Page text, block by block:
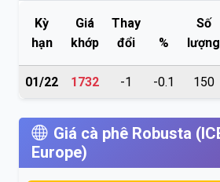
Kỳ
hạn
Giá
khớp
Thay
đổi
%
Số
lượng
01/22 1732 -1 -0.1 150
Giá cà phê Robusta
Europe)